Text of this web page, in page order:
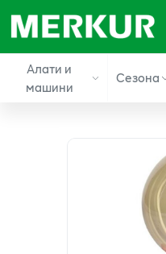
Алати и
машини
Сезона